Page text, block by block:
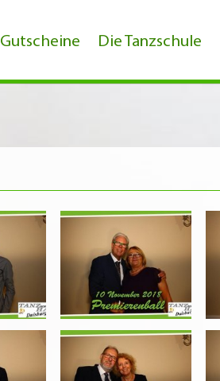
Gutscheine Die Tanzschule